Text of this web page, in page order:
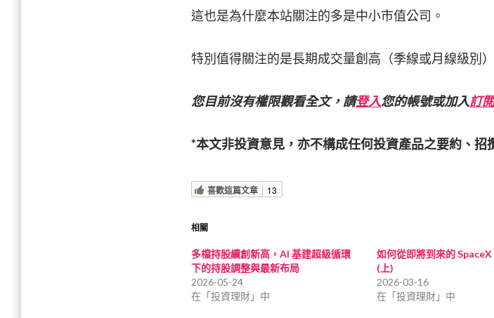
這也是為什麼本站關注的多是中小市值公司。
特別值得關注的是長期成交量創高（季線或月線級別
您目前沒有權限觀看全文，請登入您的帳號或加入訂閱
*本文非投資意見，亦不構成任何投資產品之要約、招
喜歡這篇文章 13
相關
多檔持股續創新高，AI 基建超級循環
下的持股調整與最新布局
2026-05-24
在「投資理財」中
如何從即將到來的 SpaceX
(上)
2026-03-16
在「投資理財」中